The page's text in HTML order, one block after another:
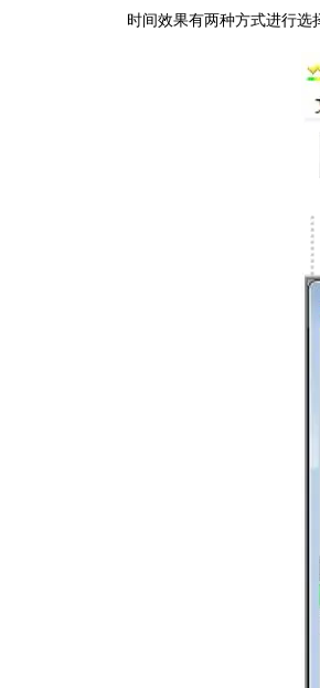
时间效果有两种方式进行选